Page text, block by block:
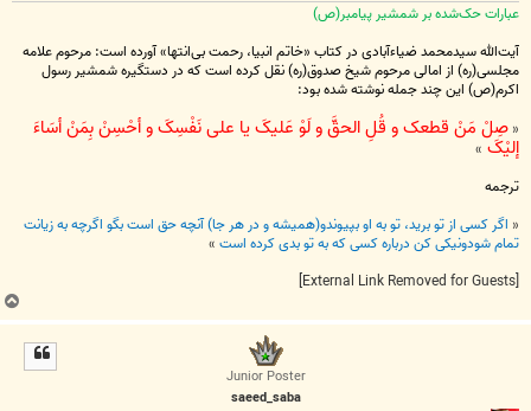
عبارات حک‌شده بر شمشیر پیامبر(ص)
آیت‌الله سیدمحمد ضیاءآبادی در کتاب «خاتم انبیا، رحمت بی‌انتها» آورده است: مرحوم علامه
مجلسی(ره) از امالی مرحوم شیخ صدوق(ره) نقل کرده است که در دستگیره شمشیر رسول
اکرم(ص) این چند جمله نوشته شده بود:
« صِلْ مَنْ قطعک و قُلِ الحقَّ و لَوْ عَلیکَ یا علی نَفْسِکَ و أحْسِنْ بِمَنْ أسَاءَ
إلیْکَ »
ترجمه
« اگر کسی از تو برید، تو به او بپیوندو(همیشه و در هر جا) آنچه حق است بگو اگرچه به زیانت
تمام شودونیکی کن درباره کسی که به تو بدی کرده است »
[External Link Removed for Guests]
Junior Poster
saeed_saba